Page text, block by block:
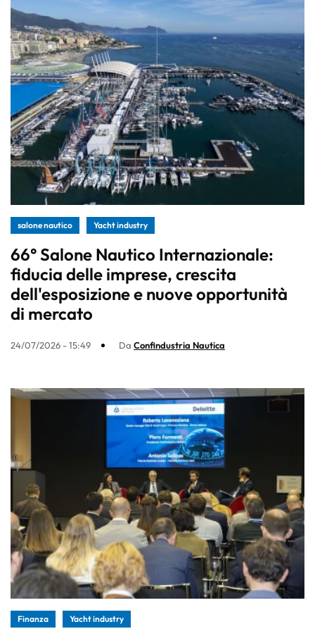
salone nautico Yacht industry
66° Salone Nautico Internazionale:
fiducia delle imprese, crescita
dell'esposizione e nuove opportunità
di mercato
24/07/2026 - 15:49 Da Confindustria Nautica
Finanza Yacht industry